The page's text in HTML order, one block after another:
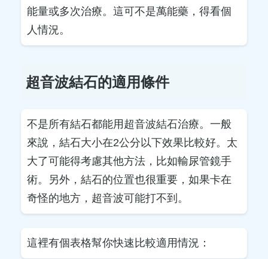
能量或多次治療。這可不是萬能藥，得看個
人情況。
超音波結石的適用條件
不是所有結石都能用超音波結石治療。一般
來說，結石大小在2公分以下效果比較好。太
大了可能得考慮其他方法，比如輸尿管鏡手
術。另外，結石的位置也很重要，如果卡在
奇怪的地方，超音波可能打不到。
這裡有個表格幫你快速比較適用情況：